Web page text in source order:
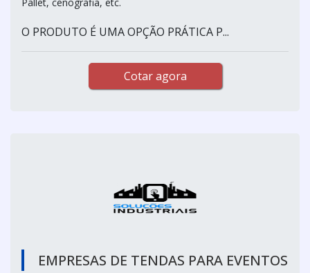
O PRODUTO É UMA OPÇÃO PRÁTICA P...
Cotar agora
EMPRESAS DE TENDAS PARA EVENTOS